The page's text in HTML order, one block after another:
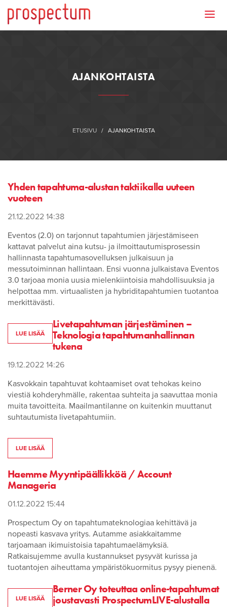
AJANKOHTAISTA
ETUSIVU / AJANKOHTAISTA
Yhden tapahtuma-alustan taktiikalla uuteen
vuoteen
21.12.2022 14:38
Eventos (2.0) on tarjonnut tapahtumien järjestämiseen
kattavat palvelut aina kutsu- ja ilmoittautumisprosessin
hallinnasta tapahtumasovelluksen julkaisuun ja
messutoiminnan hallintaan. Ensi vuonna julkaistava Eventos
3.0 tarjoaa monia uusia mielenkiintoisia mahdollisuuksia ja
helpottaa mm. virtuaalisten ja hybriditapahtumien tuotantoa
merkittävästi.
LUE LISÄÄ
Livetapahtuman järjestäminen –
Teknologia tapahtumanhallinnan
tukena
19.12.2022 14:26
Kasvokkain tapahtuvat kohtaamiset ovat tehokas keino
viestiä kohderyhmälle, rakentaa suhteita ja saavuttaa monia
muita tavoitteita. Maailmantilanne on kuitenkin muuttanut
suhtautumista livetapahtumiin.
LUE LISÄÄ
Haemme Myyntipäällikköä / Account
Manageria
01.12.2022 15:44
Prospectum Oy on tapahtumateknologiaa kehittävä ja
nopeasti kasvava yritys. Autamme asiakkaitamme
tarjoamaan ikimuistoisia tapahtumaelämyksiä.
Ratkaisujemme avulla kustannukset pysyvät kurissa ja
tuotantojen aiheuttama ympäristökuormitus pysyy pienenä.
LUE LISÄÄ
Berner Oy toteuttaa online-tapahtumat
joustavasti ProspectumLIVE-alustalla